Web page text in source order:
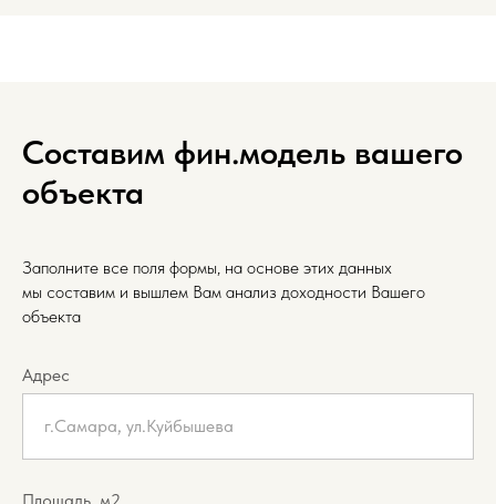
Составим фин.модель вашего
объекта
Заполните все поля формы, на основе этих данных
мы составим и вышлем Вам анализ доходности Вашего
объекта
Адрес
г.Самара, ул.Куйбышева
Площадь, м2